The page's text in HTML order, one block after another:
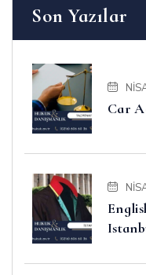
Son Yazılar
Car